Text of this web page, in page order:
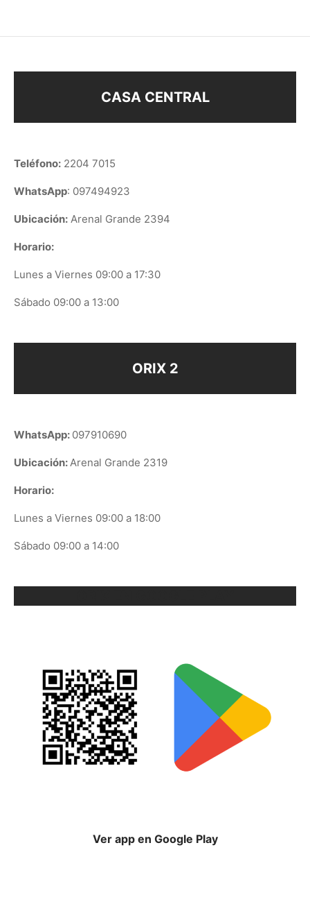
CASA CENTRAL
Teléfono: 2204 7015
WhatsApp: 097494923
Ubicación: Arenal Grande 2394
Horario:
Lunes a Viernes 09:00 a 17:30
Sábado 09:00 a 13:00
ORIX 2
WhatsApp: 097910690
Ubicación:Arenal Grande 2319
Horario:
Lunes a Viernes 09:00 a 18:00
Sábado 09:00 a 14:00
Ver app en Google Play